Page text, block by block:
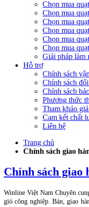
Chọn mua
Chọn mua
Chọn mua
Chọn mua
Chọn mua
Chọn mua
Giải pháp làm
Hỗ trợ
Chính sách
Chính sách
Chính sách
Phương thức
Tham khảo
Cam kết chất
Liên hệ
Trang chủ
Chính sách giao
Chính sách giao
Winline Việt Nam Chuyên
gió công nghiệp. Bán, giao